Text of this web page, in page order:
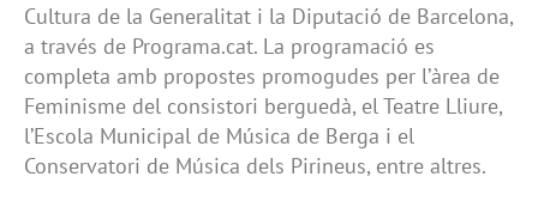
Cultura de la Generalitat i la Diputació de Barcelona,
a través de Programa.cat. La programació es
completa amb propostes promogudes per l’àrea de
Feminisme del consistori berguedà, el Teatre Lliure,
l’Escola Municipal de Música de Berga i el
Conservatori de Música dels Pirineus, entre altres.